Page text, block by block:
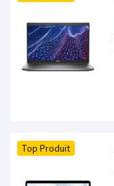
Top Produit